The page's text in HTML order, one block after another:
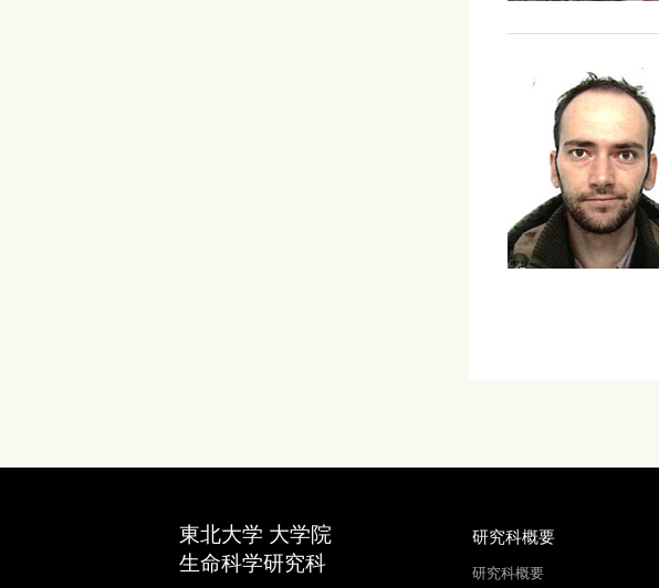
東北大学 大学院
生命科学研究科
研究科概要
研究科概要